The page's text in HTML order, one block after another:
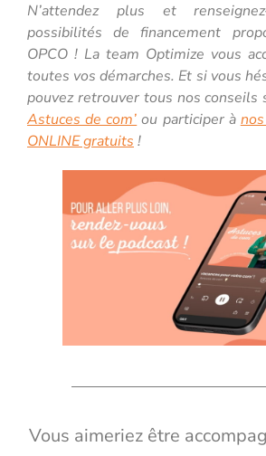
N’attendez plus et
possibilités de financement
OPCO ! La team Optimize vous
toutes vos démarches. Et si vous
pouvez retrouver tous nos
Astuces de com’ ou participer à
ONLINE gratuits !
Vous aimeriez être